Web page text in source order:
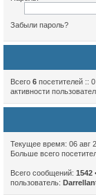
Забыли пароль?
Всего 6 посетителей ::
активности
Текущее время: 06 авг
Больше всего
Всего сообщений: 1542
пользователь: